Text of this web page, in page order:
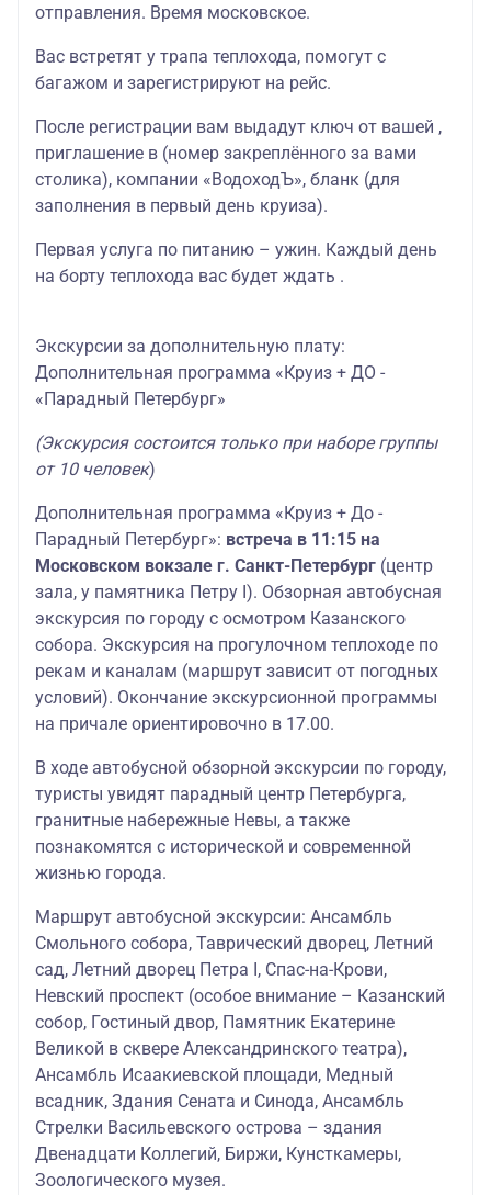
отправления. Время московское.
Вас встретят у трапа теплохода, помогут с
багажом и зарегистрируют на рейс.
После регистрации вам выдадут ключ от вашей ,
приглашение в (номер закреплённого за вами
столика), компании «ВодоходЪ», бланк (для
заполнения в первый день круиза).
Первая услуга по питанию – ужин. Каждый день
на борту теплохода вас будет ждать .
Экскурсии за дополнительную плату:
Дополнительная программа «Круиз + ДО -
«Парадный Петербург»
(Экскурсия состоится только при наборе группы
от 10 человек)
Дополнительная программа «Круиз + До -
Парадный Петербург»: встреча в 11:15 на
Московском вокзале г. Санкт-Петербург (центр
зала, у памятника Петру I). Обзорная автобусная
экскурсия по городу с осмотром Казанского
собора. Экскурсия на прогулочном теплоходе по
рекам и каналам (маршрут зависит от погодных
условий). Окончание экскурсионной программы
на причале ориентировочно в 17.00.
В ходе автобусной обзорной экскурсии по городу,
туристы увидят парадный центр Петербурга,
гранитные набережные Невы, а также
познакомятся с исторической и современной
жизнью города.
Маршрут автобусной экскурсии: Ансамбль
Смольного собора, Таврический дворец, Летний
сад, Летний дворец Петра I, Спас-на-Крови,
Невский проспект (особое внимание – Казанский
собор, Гостиный двор, Памятник Екатерине
Великой в сквере Александринского театра),
Ансамбль Исаакиевской площади, Медный
всадник, Здания Сената и Синода, Ансамбль
Стрелки Васильевского острова – здания
Двенадцати Коллегий, Биржи, Кунсткамеры,
Зоологического музея.